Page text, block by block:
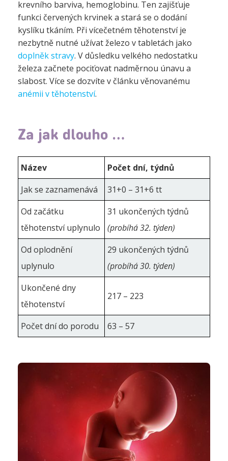
krevního barviva, hemoglobinu. Ten zajišťuje
funkci červených krvinek a stará se o dodání
kyslíku tkáním. Při vícečetném těhotenství je
nezbytně nutné užívat železo v tabletách jako
doplněk stravy. V důsledku velkého nedostatku
železa začnete pociťovat nadměrnou únavu a
slabost. Více se dozvíte v článku věnovanému
anémii v těhotenství.
Za jak dlouho …
Název
Počet dní, týdnů
Jak se zaznamenává
31+0 – 31+6 tt
Od začátku
těhotenství uplynulo
31 ukončených týdnů
(probíhá 32. týden)
Od oplodnění
uplynulo
29 ukončených týdnů
(probíhá 30. týden)
Ukončené dny
těhotenství
217 – 223
Počet dní do porodu 63 – 57